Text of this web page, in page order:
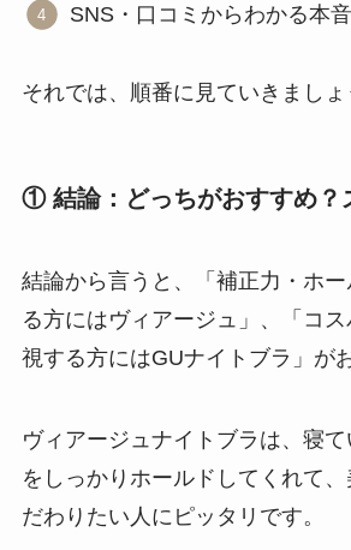
SNS・口コミからわかる本
それでは、順番に見ていきましょ
① 結論：どっちがおすすめ？
結論から言うと、「補正力・ホ
る方にはヴィアージュ」、「コ
視する方にはGUナイトブラ」が
ヴィアージュナイトブラは、寝
をしっかりホールドしてくれて、
だわりたい人にピッタリです。